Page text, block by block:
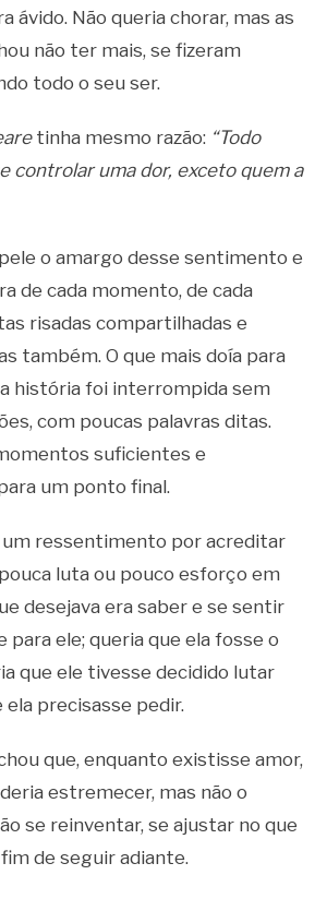
ávido. Não queria chorar, mas as
não ter mais, se fizeram
todo o seu ser.
tinha mesmo razão: “Todo
controlar uma dor, exceto quem a
o amargo desse sentimento e
de cada momento, de cada
risadas compartilhadas e
também. O que mais doía para
história foi interrompida sem
com poucas palavras ditas.
suficientes e
um ponto final.
ressentimento por acreditar
luta ou pouco esforço em
desejava era saber e se sentir
ele; queria que ela fosse o
que ele tivesse decidido lutar
ela precisasse pedir.
que, enquanto existisse amor,
estremecer, mas não o
se reinventar, se ajustar no que
de seguir adiante.